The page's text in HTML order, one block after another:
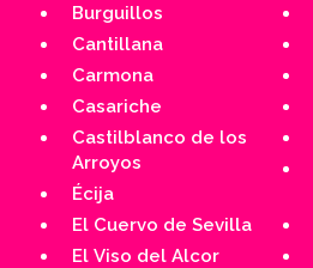
Burguillos
Cantillana
Carmona
Casariche
Castilblanco de los
Arroyos
Écija
El Cuervo de Sevilla
El Viso del Alcor